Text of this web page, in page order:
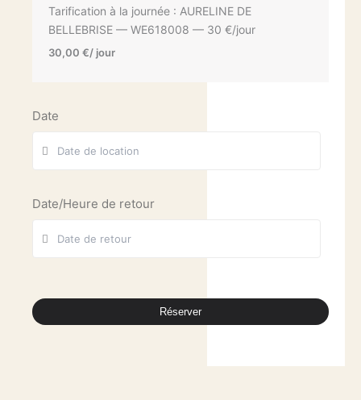
Tarification à la journée : AURELINE DE
BELLEBRISE — WE618008 — 30 €/jour
30,00 €/ jour
Date
Date/Heure de retour
Réserver